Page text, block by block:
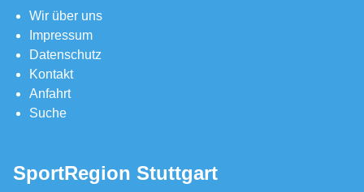
Wir über uns
Impressum
Datenschutz
Kontakt
Anfahrt
Suche
SportRegion Stuttgart